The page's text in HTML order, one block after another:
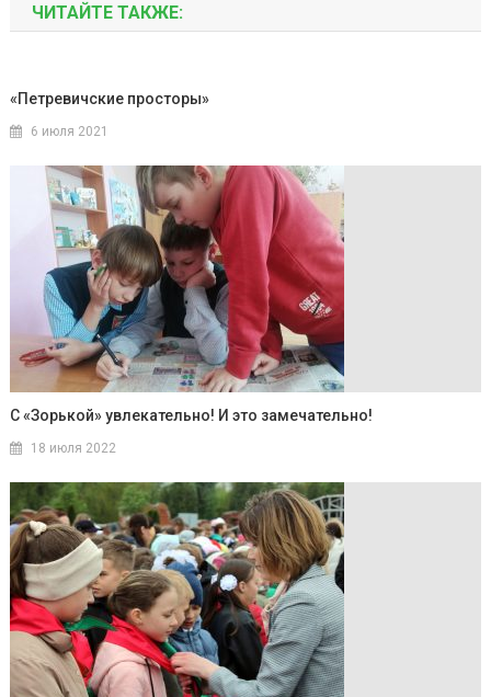
ЧИТАЙТЕ ТАКЖЕ:
«Петревичские просторы»
6 июля 2021
С «Зорькой» увлекательно! И это замечательно!
18 июля 2022